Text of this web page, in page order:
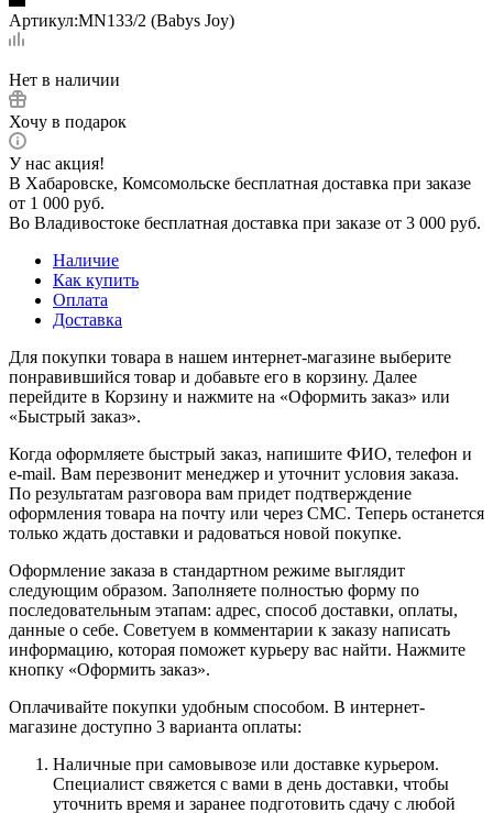
Артикул:MN133/2 (Babys Joy)
Нет в наличии
Хочу в подарок
У нас акция!
В Хабаровске, Комсомольске бесплатная доставка при заказе
от 1 000 руб.
Во Владивостоке бесплатная доставка при заказе от 3 000 руб.
Наличие
Как купить
Оплата
Доставка
Для покупки товара в нашем интернет-магазине выберите
понравившийся товар и добавьте его в корзину. Далее
перейдите в Корзину и нажмите на «Оформить заказ» или
«Быстрый заказ».
Когда оформляете быстрый заказ, напишите ФИО, телефон и
e-mail. Вам перезвонит менеджер и уточнит условия заказа.
По результатам разговора вам придет подтверждение
оформления товара на почту или через СМС. Теперь останется
только ждать доставки и радоваться новой покупке.
Оформление заказа в стандартном режиме выглядит
следующим образом. Заполняете полностью форму по
последовательным этапам: адрес, способ доставки, оплаты,
данные о себе. Советуем в комментарии к заказу написать
информацию, которая поможет курьеру вас найти. Нажмите
кнопку «Оформить заказ».
Оплачивайте покупки удобным способом. В интернет-
магазине доступно 3 варианта оплаты:
Наличные при самовывозе или доставке курьером.
Специалист свяжется с вами в день доставки, чтобы
уточнить время и заранее подготовить сдачу с любой